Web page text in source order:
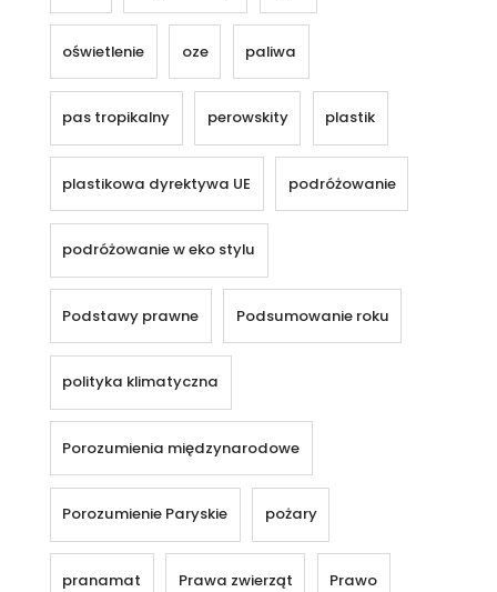
oświetlenie oze paliwa
pas tropikalny perowskity plastik
plastikowa dyrektywa UE podróżowanie
podróżowanie w eko stylu
Podstawy prawne Podsumowanie roku
polityka klimatyczna
Porozumienia międzynarodowe
Porozumienie Paryskie pożary
pranamat Prawa zwierząt Prawo